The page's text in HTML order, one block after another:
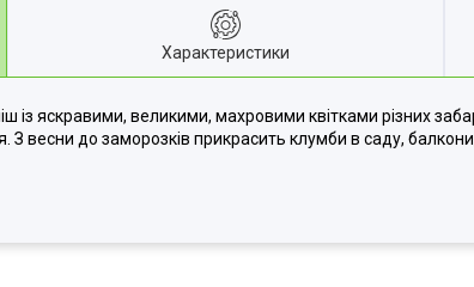
Характеристики
із яскравими, великими, махровими квітками різних
З весни до заморозків прикрасить клумби в саду,